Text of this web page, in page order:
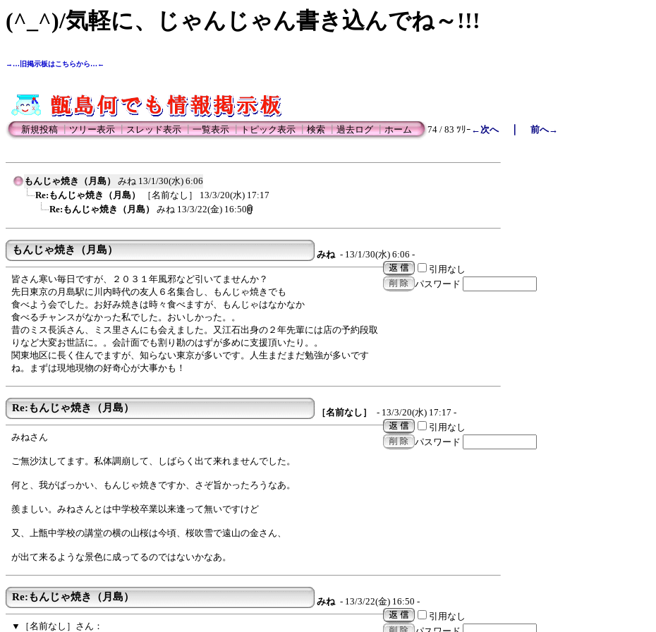
(^_^)/気軽に、じゃんじゃん書き込んでね～!!!
→…旧掲示板はこちらから…←
新規投稿┃ツリー表示┃スレッド表示┃一覧表示┃トピック表示┃検索┃過去ログ┃ホーム 74 / 83 ﾂﾘｰ ←次へ｜ 前へ→
もんじゃ焼き（月島） みね 13/1/30(水) 6:06
Re:もんじゃ焼き（月島）
［名前なし］
13/3/20(水) 17:17
Re:もんじゃ焼き（月島）
みね 13/3/22(金) 16:50
もんじゃ焼き（月島） みね - 13/1/30(水) 6:06 -
引用なし
パスワード
皆さん寒い毎日ですが、２０３１年風邪など引いてませんか？
先日東京の月島駅に川内時代の友人６名集合し、もんじゃ焼きでも
食べよう会でした。お好み焼きは時々食べますが、もんじゃはなかなか
食べるチャンスがなかった私でした。おいしかった。。
昔のミス長浜さん、ミス里さんにも会えました。又江石出身の２年先輩には店の予約段取
りなど大変お世話に。。会計面でも割り勘のはずが多めに支援頂いたり。。
関東地区に長く住んでますが、知らない東京が多いです。人生まだまだ勉強が多いです
ね。まずは現地現物の好奇心が大事かも！
Re:もんじゃ焼き（月島） ［名前なし］
- 13/3/20(水) 17:17 -
引用なし
パスワード
みねさん
ご無沙汰してます。私体調崩して、しばらく出て来れませんでした。
何と、我がばっかい、もんじゃ焼きですか、さぞ旨かったろうなあ。
羨ましい。みねさんとは中学校卒業以来逢って無いですけど
又、上甑中学校の講堂の横の山桜は今頃、桜吹雪で遠山の金さん、
が出て来るような景色に成ってるのではないかなあ。
Re:もんじゃ焼き（月島） みね - 13/3/22(金) 16:50 -
引用なし
▼［名前なし］さん：